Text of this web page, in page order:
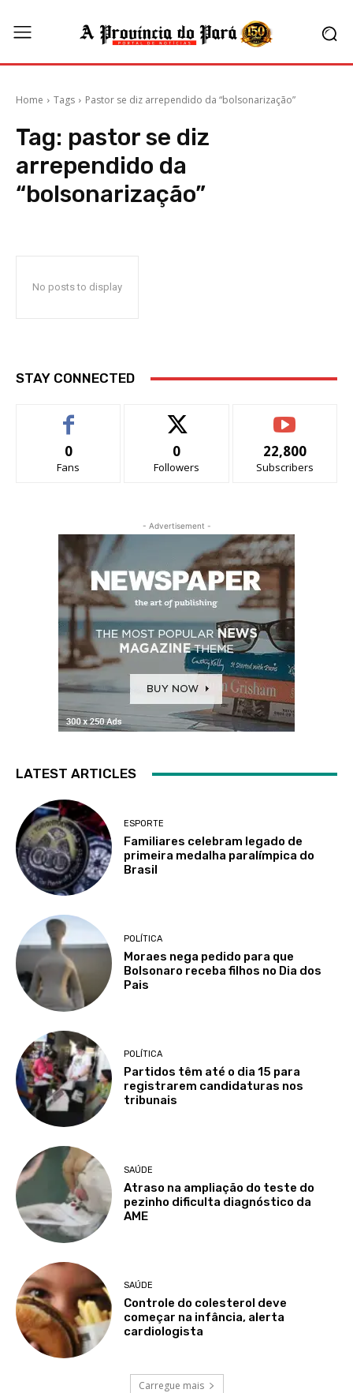
Home Tags Pastor se diz arrependido da “bolsonarização”
Tag: pastor se diz
arrependido da
“bolsonarização”
No posts to display
STAY CONNECTED
0
Fans
0
Followers
22,800
Subscribers
- Advertisement -
LATEST ARTICLES
ESPORTE
Familiares celebram legado de
primeira medalha paralímpica do
Brasil
POLÍTICA
Moraes nega pedido para que
Bolsonaro receba filhos no Dia dos
Pais
POLÍTICA
Partidos têm até o dia 15 para
registrarem candidaturas nos
tribunais
SAÚDE
Atraso na ampliação do teste do
pezinho dificulta diagnóstico da
AME
SAÚDE
Controle do colesterol deve
começar na infância, alerta
cardiologista
Carregue mais